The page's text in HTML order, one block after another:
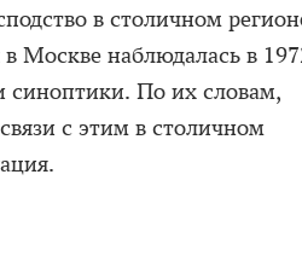
в столичном
Москве наблюдалась в
синоптики. По их словам,
с этим в столичном